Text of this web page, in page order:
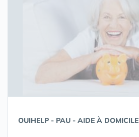
OUIHELP - PAU - AIDE À DOMICILE